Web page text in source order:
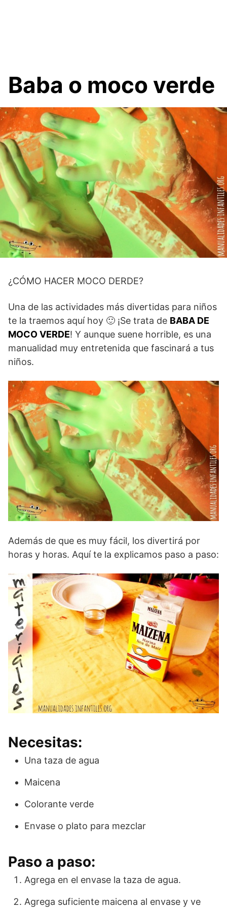
Baba o moco verde
¿CÓMO HACER MOCO DERDE?
Una de las actividades más divertidas para niños
te la traemos aquí hoy 🙂 ¡Se trata de BABA DE
MOCO VERDE! Y aunque suene horrible, es una
manualidad muy entretenida que fascinará a tus
niños.
Además de que es muy fácil, los divertirá por
horas y horas. Aquí te la explicamos paso a paso:
Necesitas:
Una taza de agua
Maicena
Colorante verde
Envase o plato para mezclar
Paso a paso:
Agrega en el envase la taza de agua.
Agrega suficiente maicena al envase y ve